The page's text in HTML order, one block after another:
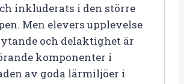
inkluderats i den större
Men elevers upplevelse
och delaktighet är
komponenter i
av goda lärmiljöer i